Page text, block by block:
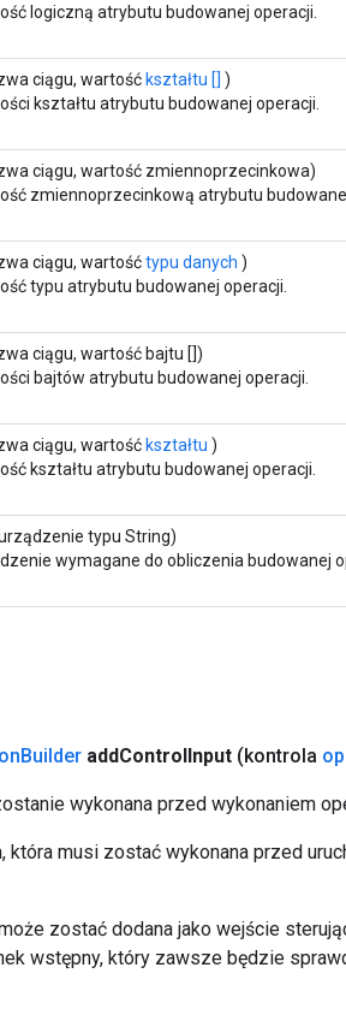
logiczną atrybutu budowanej operacji.
ciągu, wartość kształtu [] )
kształtu atrybutu budowanej operacji.
ciągu, wartość zmiennoprzecinkowa)
zmiennoprzecinkową atrybutu
ciągu, wartośćtypu danych )
typu atrybutu budowanej operacji.
ciągu, wartość bajtu [])
bajtów atrybutu budowanej operacji.
ciągu, wartość kształtu )
kształtu atrybutu budowanej operacji.
typu String)
wymagane do obliczenia budowanej
Builder addControlInput (kontrola
wykonana przed wykonaniem
która musi zostać wykonana przed
zostać dodana jako wejście
wstępny, który zawsze będzie